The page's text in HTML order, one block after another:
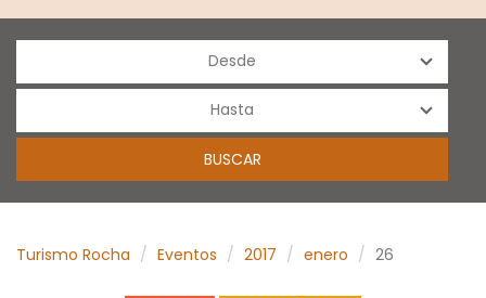
Turismo Rocha Eventos 2017 enero 26